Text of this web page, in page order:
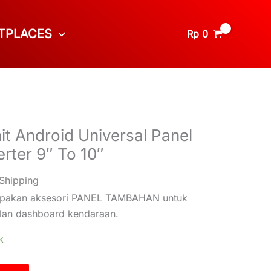
Rp 0
Android Universal Panel
9″ To 10″
aksesori PANEL TAMBAHAN untuk
dashboard kendaraan.